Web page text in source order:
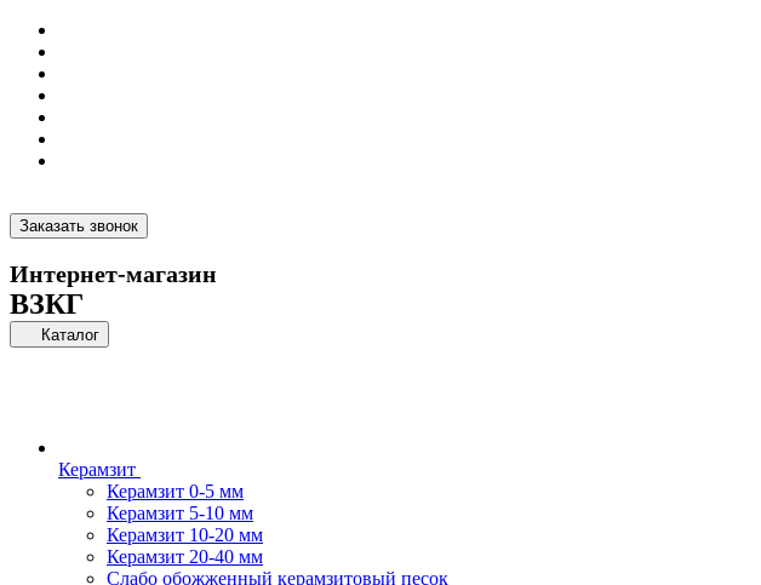
Заказать звонок
Интернет-магазин
ВЗКГ
Каталог
Керамзит
Керамзит 0-5 мм
Керамзит 5-10 мм
Керамзит 10-20 мм
Керамзит 20-40 мм
Слабо обожженный керамзитовый песок